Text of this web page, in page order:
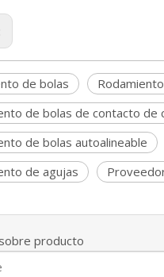
de bolas
de bolas de contacto de
de bolas autoalineable
de agujas
producto